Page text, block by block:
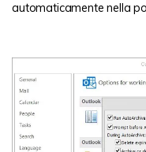
automaticamente nella